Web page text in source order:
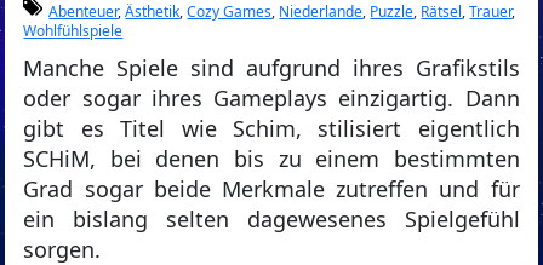
Abenteuer,Ästhetik,Cozy Games, Niederlande, Puzzle, Rätsel,Trauer,
Wohlfühlspiele
Manche Spiele sind aufgrund ihres Grafikstils
oder sogar ihres Gameplays einzigartig. Dann
gibt es Titel wie Schim, stilisiert eigentlich
SCHiM, bei denen bis zu einem bestimmten
Grad sogar beide Merkmale zutreffen und für
ein bislang selten dagewesenes Spielgefühl
sorgen.